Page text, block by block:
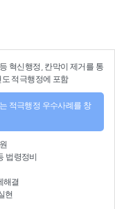
혁신행정 , 칸막이 제거를 통
도 적극행정에 포함
적극행정 우수사례를 창
법령정비
해결
현